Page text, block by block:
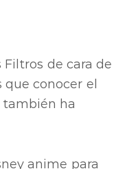
Filtros de cara de
conocer el
ha